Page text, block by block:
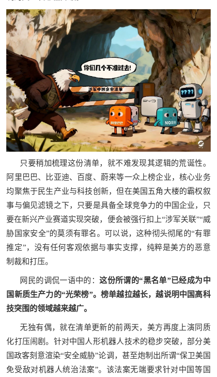
闻
追
点
踪
防
规
国
防
法
规
国
防
知
识
国
防
知
全
民
全
国
防
子
弟
子
弟
国
只要稍加梳理这份清单，就不难发现其逻辑的荒诞性。
阿里巴巴、比亚迪、百度、蔚来等一众上榜企业，核心业务
均聚焦于民生产业与科技创新，但在美国五角大楼的霸权叙
事与偏见滤镜之下，只要是具备全球竞争力的中国企业，只
要在新兴产业赛道实现突破，便会被强行扣上“涉军关联”“威
胁国家安全”的莫须有罪名。可以说，这种彻头彻尾的“有罪
推定”，没有任何客观依据与事实支撑，纯粹是美方的恶意
制裁和打压。
网民的调侃一语中的：这份所谓的“黑名单”已经成为中
国新质生产力的“光荣榜”。榜单越拉越长，越说明中国高科
技突围的领域越来越广。
无独有偶，就在清单更新的前两天，美方再度上演同质
化打压闹剧。针对中国人形机器人技术的稳步突破，部分美
国政客刻意渲染“安全威胁”论调，甚至炮制出所谓“保卫美国
免受敌对机器人统治法案”。该法案无端要求针对中国等国